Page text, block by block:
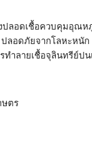
ปลอดเชื้อควบคุมอุณห
อดภัยจากโลหะหนัก
ำลายเชื้อจุลินทรีย์ป
ษตร